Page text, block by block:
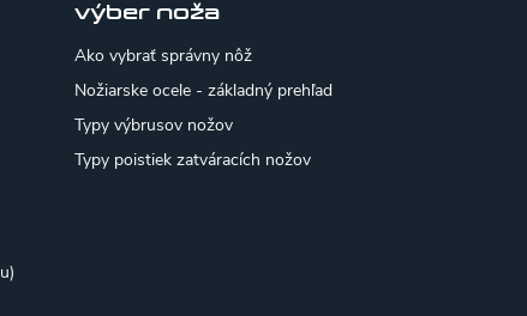
výber noža
Ako vybrať správny nôž
Nožiarske ocele - základný prehľad
Typy výbrusov nožov
Typy poistiek zatváracích nožov